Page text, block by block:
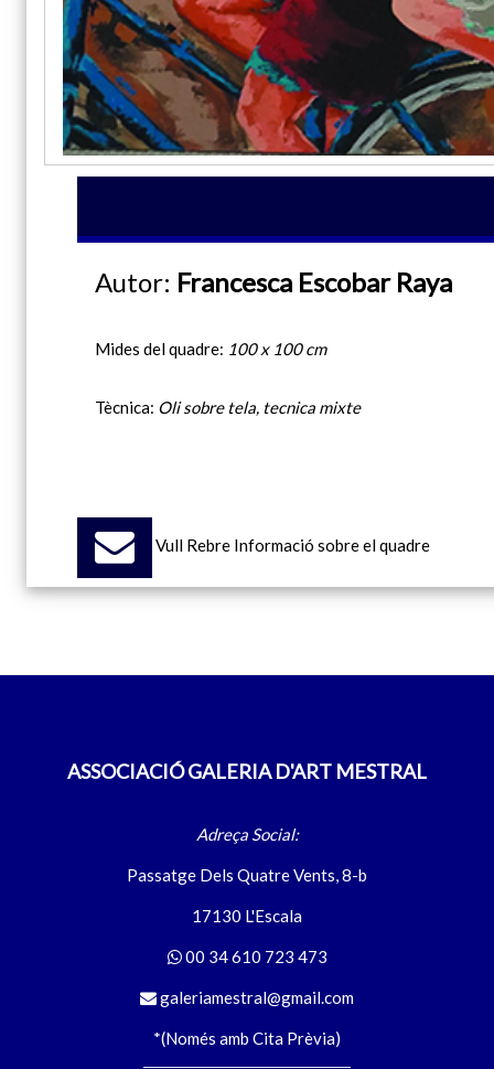
Autor: Francesca Escobar Raya
Mides del quadre: 100 x 100 cm
Tècnica: Oli sobre tela, tecnica mixte
Vull Rebre Informació sobre el quadre
ASSOCIACIÓ GALERIA D'ART MESTRAL
Adreça Social:
Passatge Dels Quatre Vents, 8-b
17130 L'Escala
00 34 610 723 473
galeriamestral@gmail.com
*(Només amb Cita Prèvia)